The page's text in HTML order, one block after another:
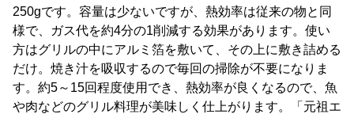
250gです。容量は少ないですが、熱効率は従来の物と同
様で、ガス代を約4分の1削減する効果があります。使い
方はグリルの中にアルミ箔を敷いて、その上に敷き詰める
だけ。焼き汁を吸収するので毎回の掃除が不要になりま
す。約5～15回程度使用でき、熱効率が良くなるので、魚
や肉などのグリル料理が美味しく仕上がります。「元祖エ